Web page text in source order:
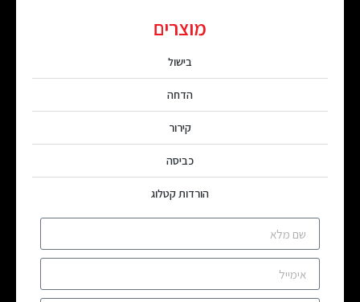
מוצרים
בישול
הדחה
קירור
כביסה
הורדות קטלוג